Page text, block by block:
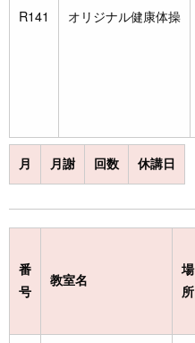
R141 オリジナル健康体操
月 月謝 回数 休講日
番
号
教室名
場
所